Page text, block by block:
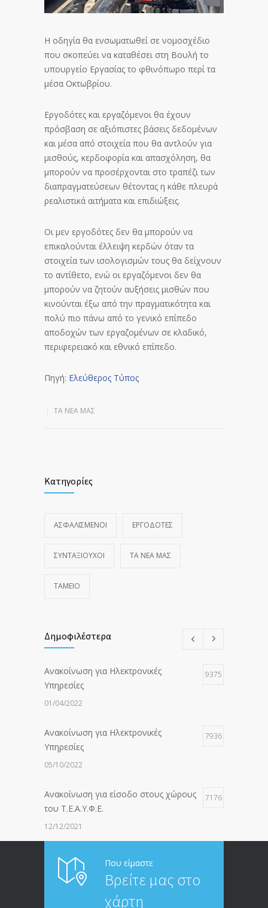
Η οδηγία θα ενσωματωθεί σε νομοσχέδιο
που σκοπεύει να καταθέσει στη Βουλή το
υπουργείο Εργασίας το φθινόπωρο περί τα
μέσα Οκτωβρίου.
Εργοδότες και εργαζόμενοι θα έχουν
πρόσβαση σε αξιόπιστες βάσεις δεδομένων
και μέσα από στοιχεία που θα αντλούν για
μισθούς, κερδοφορία και απασχόληση, θα
μπορούν να προσέρχονται στο τραπέζι των
διαπραγματεύσεων θέτοντας η κάθε πλευρά
ρεαλιστικά αιτήματα και επιδιώξεις.
Οι μεν εργοδότες δεν θα μπορούν να
επικαλούνται έλλειψη κερδών όταν τα
στοιχεία των ισολογισμών τους θα δείχνουν
το αντίθετο, ενώ οι εργαζόμενοι δεν θα
μπορούν να ζητούν αυξήσεις μισθών που
κινούνται έξω από την πραγματικότητα και
πολύ πιο πάνω από το γενικό επίπεδο
αποδοχών των εργαζομένων σε κλαδικό,
περιφερειακό και εθνικό επίπεδο.
Πηγή: Ελεύθερος Τύπος
ΤΑ ΝΈΑ ΜΑΣ
Κατηγορίες
ΑΣΦΑΛΙΣΜΕΝΟΙ ΕΡΓΟΔΟΤΕΣ
ΣΥΝΤΑΞΙΟΥΧΟΙ ΤΑ ΝΈΑ ΜΑΣ
ΤΑΜΕΙΟ
Δημοφιλέστερα
Ανακοίνωση για Ηλεκτρονικές
Υπηρεσίες
9375
01/04/2022
Ανακοίνωση για Ηλεκτρονικές
Υπηρεσίες
7936
05/10/2022
Ανακοίνωση για είσοδο στους χώρους
του Τ.Ε.Α.Υ.Φ.Ε.
7176
12/12/2021
ΑΝΑΚΟΙΝΩΣΗ ΠΡΟΣ ΣΥΝΤΑΞΙΟΥΧΟΥΣ
20/12/2019
Που είμαστε
Βρείτε μας στο
χάρτη